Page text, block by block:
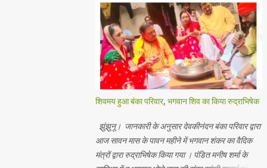
शिवमय हुआ बंका परिवार, भगवान शिव का किया रुद्राभिषेक
झुंझुनू। जानकारी के अनुसार देवकीनंदन बंका परिवार द्वारा
आज सावन मास के पावन महीने में भगवान शंकर का वैदिक
मंत्रों द्वारा रुद्राभिषेक किया गया । पंडित मनीष शर्मा के